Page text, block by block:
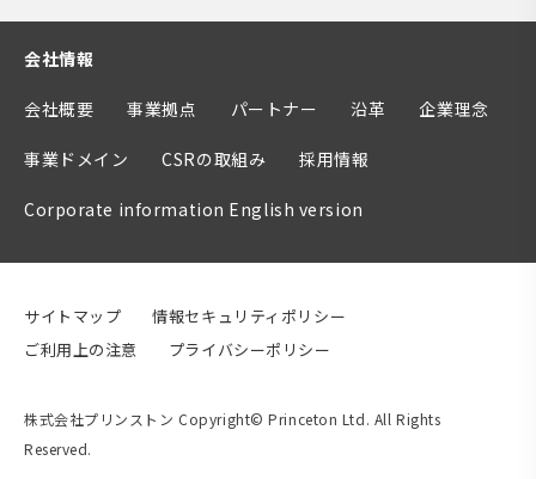
会社情報
会社概要 事業拠点 パートナー 沿革 企業理念
事業ドメイン CSRの取組み 採用情報
Corporate information English version
サイトマップ
情報セキュリティポリシー
ご利用上の注意
プライバシーポリシー
株式会社プリンストン Copyright© Princeton Ltd. All Rights
Reserved.